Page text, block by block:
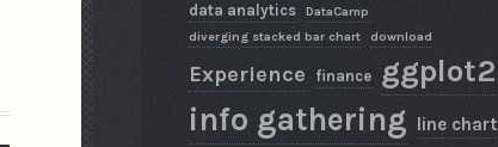
data analytics
DataCamp
diverging stacked bar chart
download
Experience finance ggplot2
info gathering line chart